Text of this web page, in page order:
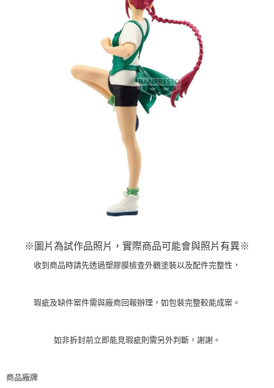
※圖片為試作品照片，實際商品可能會與照片有異※
收到商品時請先透過塑膠膜檢查外觀塗裝以及配件完整性，
瑕疵及缺件案件需與廠商回報辦理，如包裝完整較能成案。
如非拆封前立即能見瑕疵則需另外判斷，謝謝。
商品廠牌